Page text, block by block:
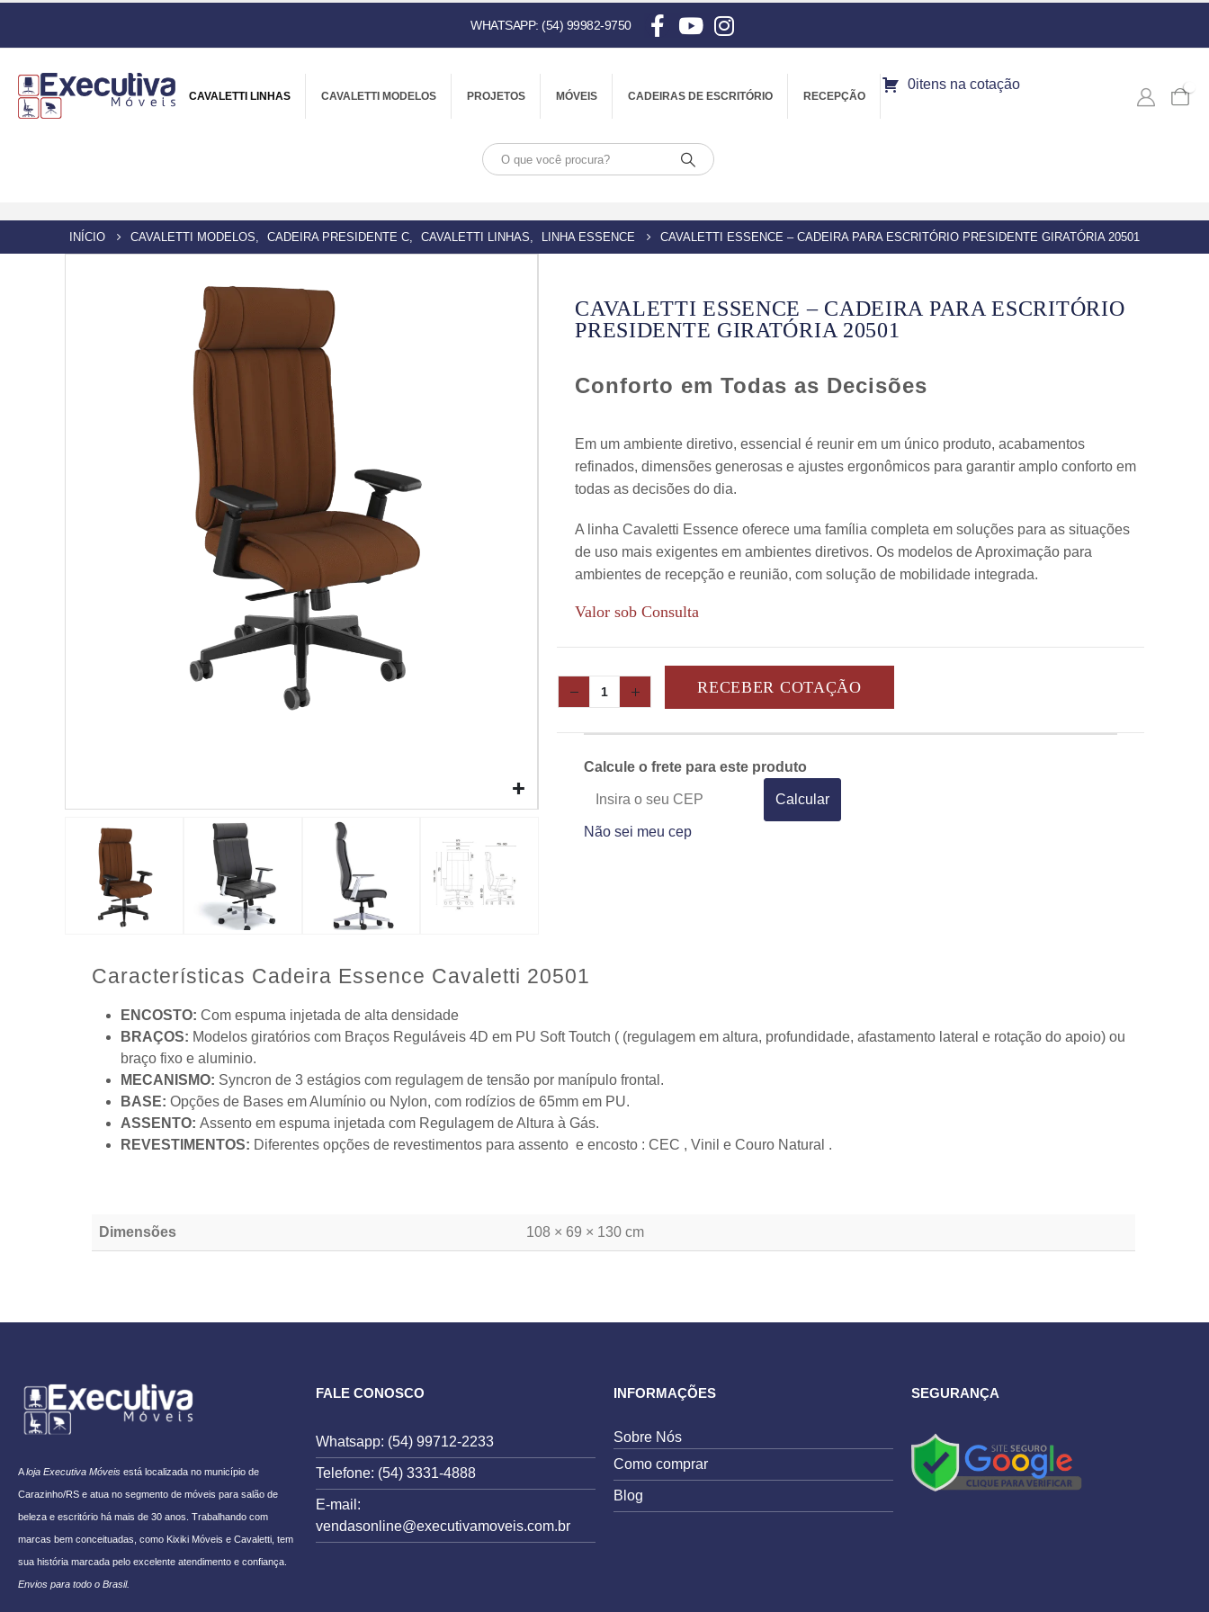
WHATSAPP: (54) 99982-9750
CAVALETTI LINHAS CAVALETTI MODELOS PROJETOS MÓVEIS CADEIRAS DE ESCRITÓRIO RECEPÇÃO
0itens na cotação
INÍCIO CAVALETTI MODELOS, CADEIRA PRESIDENTE C, CAVALETTI LINHAS, LINHA ESSENCE CAVALETTI ESSENCE – CADEIRA PARA ESCRITÓRIO PRESIDENTE GIRATÓRIA 20501
CAVALETTI ESSENCE – CADEIRA PARA ESCRITÓRIO
PRESIDENTE GIRATÓRIA 20501
Conforto em Todas as Decisões
Em um ambiente diretivo, essencial é reunir em um único produto, acabamentos
refinados, dimensões generosas e ajustes ergonômicos para garantir amplo conforto em
todas as decisões do dia.
A linha Cavaletti Essence oferece uma família completa em soluções para as situações
de uso mais exigentes em ambientes diretivos. Os modelos de Aproximação para
ambientes de recepção e reunião, com solução de mobilidade integrada.
Valor sob Consulta
RECEBER COTAÇÃO
Calcule o frete para este produto
Calcular
Não sei meu cep
Características Cadeira Essence Cavaletti 20501
ENCOSTO: Com espuma injetada de alta densidade
BRAÇOS: Modelos giratórios com Braços Reguláveis 4D em PU Soft Toutch ( (regulagem em altura, profundidade, afastamento lateral e rotação do apoio) ou
braço fixo e aluminio.
MECANISMO: Syncron de 3 estágios com regulagem de tensão por manípulo frontal.
BASE: Opções de Bases em Alumínio ou Nylon, com rodízios de 65mm em PU.
ASSENTO: Assento em espuma injetada com Regulagem de Altura à Gás.
REVESTIMENTOS: Diferentes opções de revestimentos para assento e encosto : CEC , Vinil e Couro Natural .
Dimensões 108 × 69 × 130 cm
Aloja Executiva Móveis está localizada no município de
Carazinho/RS e atua no segmento de móveis para salão de
beleza e escritório há mais de 30 anos. Trabalhando com
marcas bem conceituadas, como Kixiki Móveis e Cavaletti, tem
sua história marcada pelo excelente atendimento e confiança.
Envios para todo o Brasil.
FALE CONOSCO
Whatsapp: (54) 99712-2233
Telefone: (54) 3331-4888
E-mail:
vendasonline@executivamoveis.com.br
INFORMAÇÕES
Sobre Nós
Como comprar
Blog
SEGURANÇA